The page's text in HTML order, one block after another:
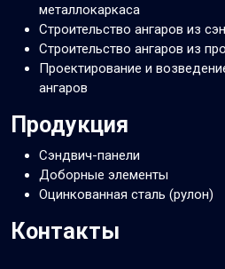
металлокаркаса
Строительство ангаров из
Строительство ангаров из
Проектирование и
ангаров
Продукция
Сэндвич-панели
Доборные элементы
Оцинкованная сталь (рулон)
Контакты